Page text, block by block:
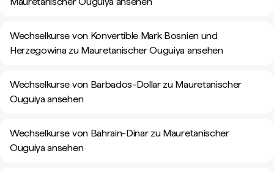
Wechselkurse von Konvertible Mark Bosnien und
Herzegowina zu Mauretanischer Ouguiya ansehen
Wechselkurse von Barbados-Dollar zu Mauretanischer
Ouguiya ansehen
Wechselkurse von Bahrain-Dinar zu Mauretanischer
Ouguiya ansehen